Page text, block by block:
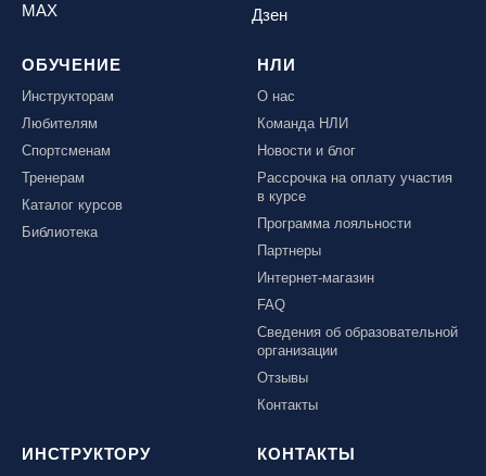
MAX Дзен
ОБУЧЕНИЕ
Инструкторам
Любителям
Спортсменам
Тренерам
Каталог курсов
Библиотека
НЛИ
О нас
Команда НЛИ
Новости и блог
Рассрочка на оплату участия
в курсе
Программа лояльности
Партнеры
Интернет-магазин
FAQ
Сведения об образовательной
организации
Отзывы
Контакты
ИНСТРУКТОРУ КОНТАКТЫ